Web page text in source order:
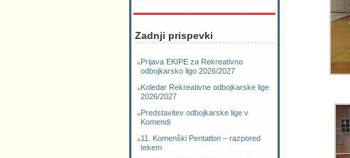
Zadnji prispevki
Prijava EKIPE za Rekreativno
odbojkarsko ligo 2026/2027
Koledar Rekreativne odbojkarske lige
2026/2027
Predstavitev odbojkarske lige v
Komendi
11. Komenški Pentatlon – razpored
tekem